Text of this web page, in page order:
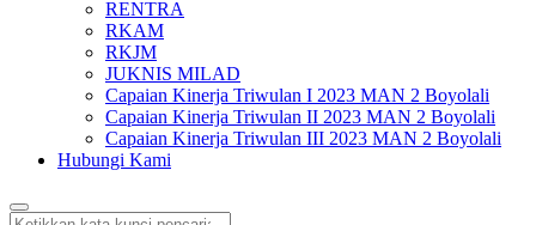
RENTRA
RKAM
RKJM
JUKNIS MILAD
Capaian Kinerja Triwulan I 2023 MAN 2 Boyolali
Capaian Kinerja Triwulan II 2023 MAN 2 Boyolali
Capaian Kinerja Triwulan III 2023 MAN 2 Boyolali
Hubungi Kami